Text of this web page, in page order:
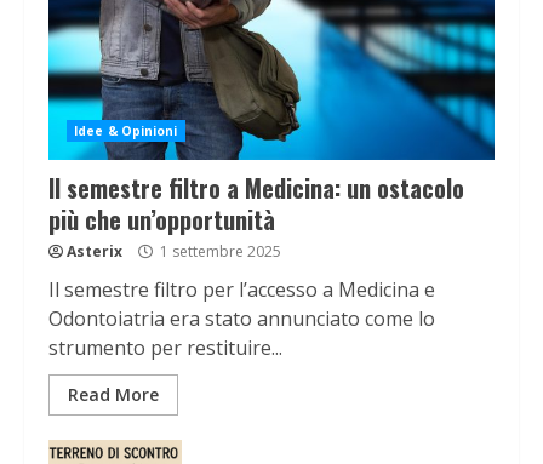
Idee & Opinioni
Il semestre filtro a Medicina: un ostacolo
più che un’opportunità
Asterix 1 settembre 2025
Il semestre filtro per l’accesso a Medicina e
Odontoiatria era stato annunciato come lo
strumento per restituire...
Read More